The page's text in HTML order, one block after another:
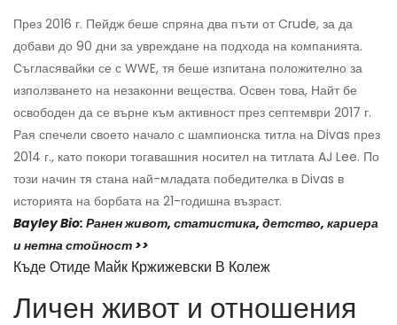
През 2016 г. Пейдж беше спряна два пъти от Crude, за да
добави до 90 дни за увреждане на подхода на компанията.
Съгласявайки се с WWE, тя беше изпитана положително за
използването на незаконни вещества. Освен това, Найт бе
освободен да се върне към активност през септември 2017 г.
Рая спечели своето начало с шампионска титла на Divas през
2014 г., като покори тогавашния носител на титлата AJ Lee. По
този начин тя стана най-младата победителка в Divas в
историята на борбата на 21-годишна възраст.
Bayley Bio: Ранен живот, статистика, детство, кариера
и нетна стойност >>
Къде Отиде Майк Кржижевски В Колеж
Личен живот и отношения